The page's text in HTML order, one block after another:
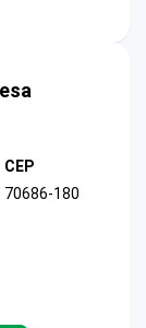
CEP
70686-180